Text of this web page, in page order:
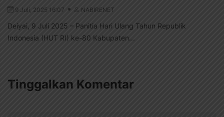
9 Juli, 2025 16:07 NABIRENET
Deiyai, 9 Juli 2025 – Panitia Hari Ulang Tahun Republik
Indonesia (HUT RI) ke-80 Kabupaten...
Tinggalkan Komentar